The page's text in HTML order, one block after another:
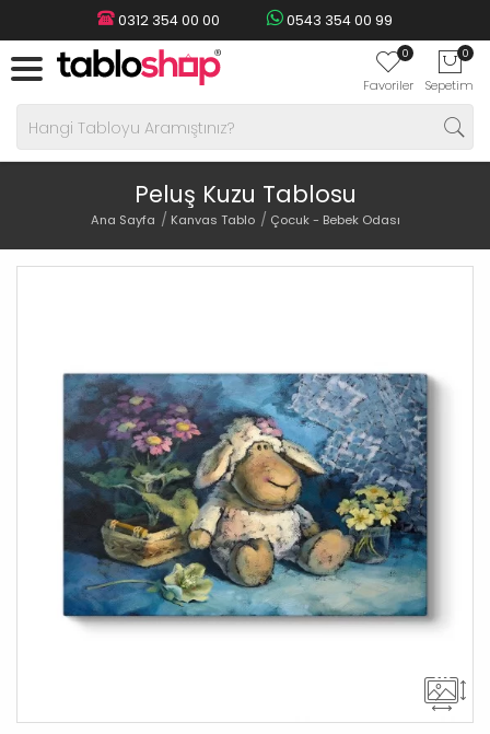
0312 354 00 00 0543 354 00 99
0
Favoriler
0
Sepetim
Peluş Kuzu Tablosu
Ana Sayfa Kanvas Tablo Çocuk - Bebek Odası